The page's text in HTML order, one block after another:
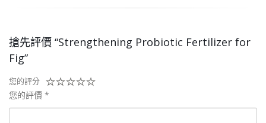
搶先評價 “Strengthening Probiotic Fertilizer for
Fig”
您的評分
您的評價*